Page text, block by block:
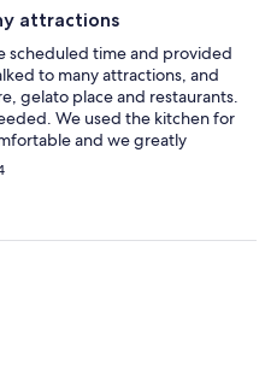
attractions
scheduled time and provided
to many attractions, and
gelato place and restaurants.
We used the kitchen for
and we greatly
the 3 of us. We
and it was quickly fixed.
Paulo. thrthe area's